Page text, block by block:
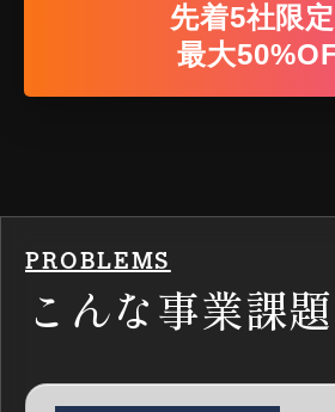
先着5社限
最大
PROBLEMS
こんな事業課題